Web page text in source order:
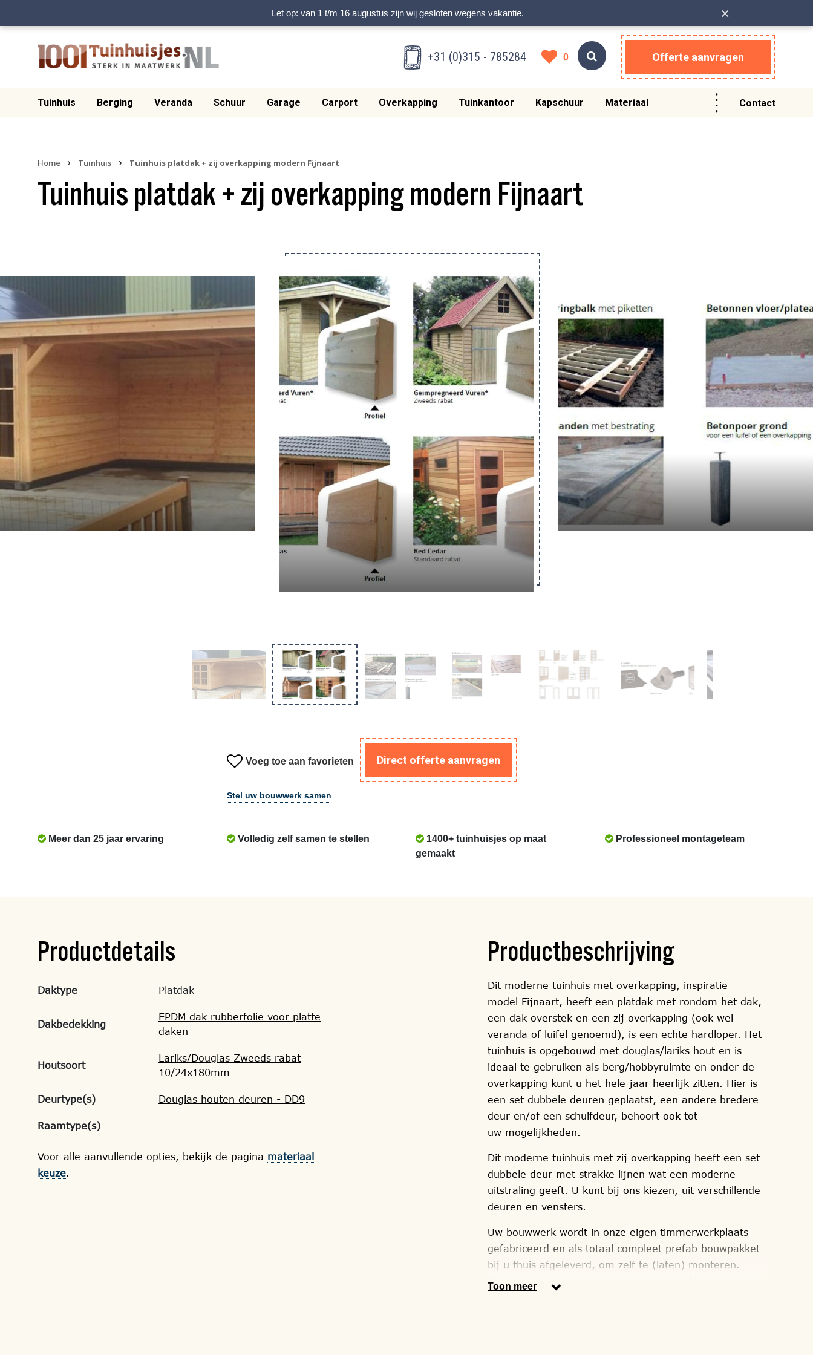
Let op: van 1 t/m 16 augustus zijn wij gesloten wegens vakantie. ×
+31 (0)315 - 785284 0 Offerte aanvragen
Tuinhuis Berging Veranda Schuur Garage Carport Overkapping Tuinkantoor Kapschuur Materiaal Contact
Home › Tuinhuis › Tuinhuis platdak + zij overkapping modern Fijnaart
Tuinhuis platdak + zij overkapping modern Fijnaart
Voeg toe aan favorieten Direct offerte aanvragen
Stel uw bouwwerk samen
Meer dan 25 jaar ervaring Volledig zelf samen te stellen
1400+ tuinhuisjes op maat
gemaakt
Professioneel montageteam
Productdetails
Daktype Platdak
Dakbedekking
EPDM dak rubberfolie voor platte
daken
Houtsoort
Lariks/Douglas Zweeds rabat
10/24x180mm
Deurtype(s) Douglas houten deuren - DD9
Raamtype(s)
Voor alle aanvullende opties, bekijk de pagina materiaal
keuze.
Productbeschrijving
Dit moderne tuinhuis met overkapping, inspiratie
model Fijnaart, heeft een platdak met rondom het dak,
een dak overstek en een zij overkapping (ook wel
veranda of luifel genoemd), is een echte hardloper. Het
tuinhuis is opgebouwd met douglas/lariks hout en is
ideaal te gebruiken als berg/hobbyruimte en onder de
overkapping kunt u het hele jaar heerlijk zitten. Hier is
een set dubbele deuren geplaatst, een andere bredere
deur en/of een schuifdeur, behoort ook tot
uw mogelijkheden.
Dit moderne tuinhuis met zij overkapping heeft een set
dubbele deur met strakke lijnen wat een moderne
uitstraling geeft. U kunt bij ons kiezen, uit verschillende
deuren en vensters.
Uw bouwwerk wordt in onze eigen timmerwerkplaats
gefabriceerd en als totaal compleet prefab bouwpakket
bij u thuis afgeleverd, om zelf te (laten) monteren.
Onze montageteams, staan ook voor u klaar.
Toon meer